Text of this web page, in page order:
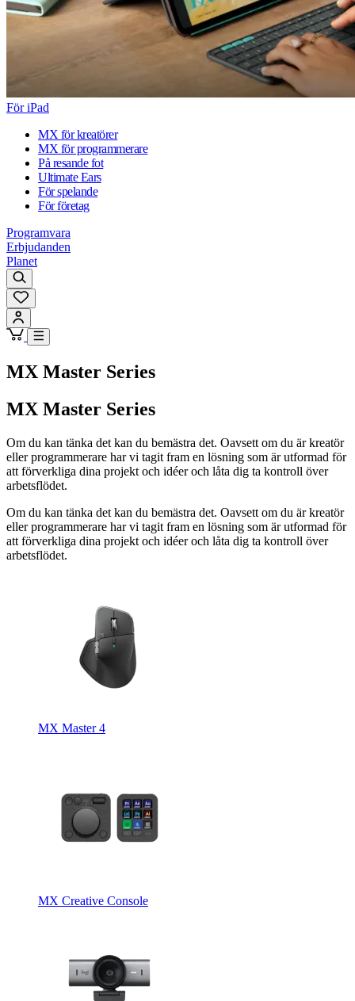
För iPad
MX för kreatörer
MX för programmerare
På resande fot
Ultimate Ears
För spelande
För företag
Programvara
Erbjudanden
Planet
MX Master Series
MX Master Series
Om du kan tänka det kan du bemästra det. Oavsett om du är kreatör
eller programmerare har vi tagit fram en lösning som är utformad för
att förverkliga dina projekt och idéer och låta dig ta kontroll över
arbetsflödet.
Om du kan tänka det kan du bemästra det. Oavsett om du är kreatör
eller programmerare har vi tagit fram en lösning som är utformad för
att förverkliga dina projekt och idéer och låta dig ta kontroll över
arbetsflödet.
MX Master 4
MX Creative Console